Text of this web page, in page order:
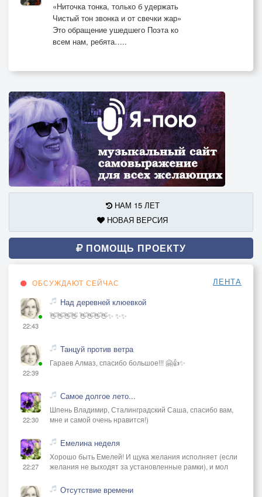
«Ниточка тонка, только б удержать
Чистый тон звонка и от свечки жар»
Это обращение ушедшего Поэта ко
всем нам, ребята…..
НАМ 15 ЛЕТ
НОВАЯ ВЕРСИЯ
ПОМОЩЬ ПРОЕКТУ
ОБСУЖДАЮТ СЕЙЧАС ЛЕНТА
22:43
Над деревней клюевкой
👋👋👋👋 👋👋👋👋✨ ✨✨
22:39
Танцуй против ветра
Гараев Алмаз, спасибо большое!!! 🤗👍✨
22:30
Самое долгое лето...
Шпень Владимир, Сталинградский Саша, спасибо вам,
мне и самой очень нравится!)
22:27
Емелина неделя
Хорошо быть Емелей! И щука желания исполняет (если
желания не выходят за установленные рамки), и мол
Отсутствие времени